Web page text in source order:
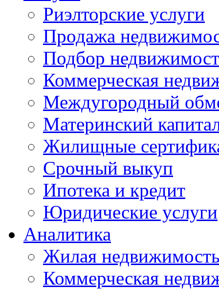
Риэлторские услуги
Продажа
Подбор
Коммерческая
Междугородный
Материнский
Жилищные
Срочный выкуп
Ипотека и кредит
Юридические услуги
Аналитика
Жилая
Коммерческая